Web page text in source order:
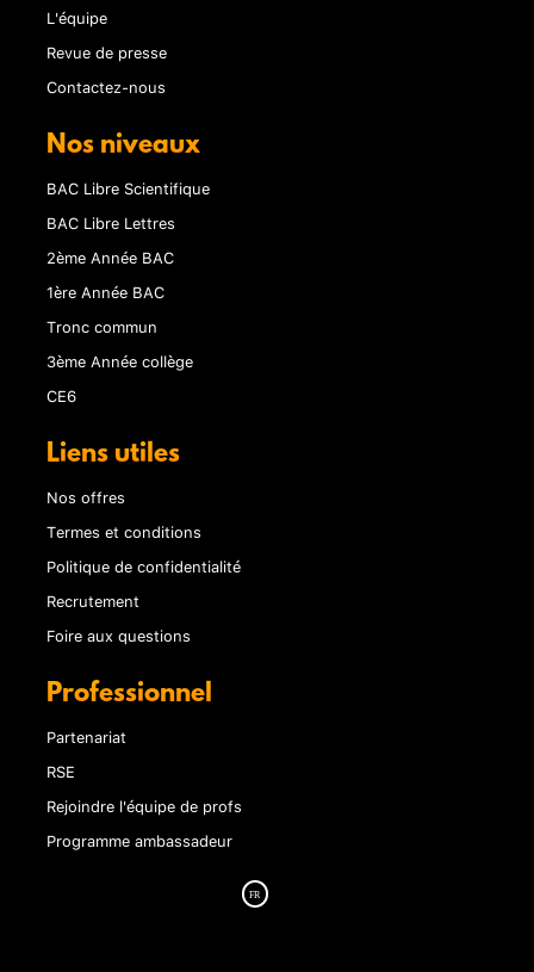
L'équipe
Revue de presse
Contactez-nous
Nos niveaux
BAC Libre Scientifique
BAC Libre Lettres
2ème Année BAC
1ère Année BAC
Tronc commun
3ème Année collège
CE6
Liens utiles
Nos offres
Termes et conditions
Politique de confidentialité
Recrutement
Foire aux questions
Professionnel
Partenariat
RSE
Rejoindre l'équipe de profs
Programme ambassadeur